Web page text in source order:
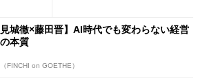
見城徹×藤田晋】AI時代でも変わらない経営
本質
FINCHI on GOETHE）